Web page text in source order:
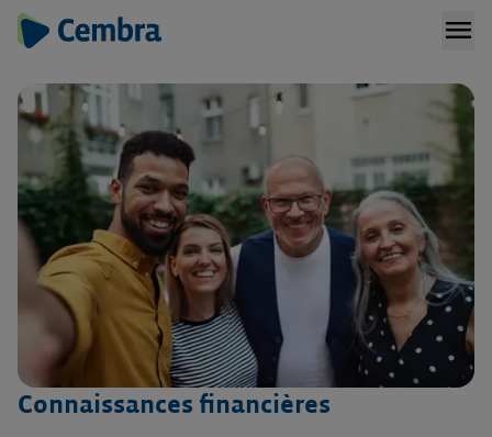
menu
Connaissances financières